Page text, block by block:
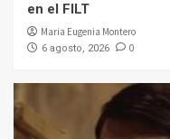
en el FILT
Maria Eugenia Montero
6 agosto, 2026 0